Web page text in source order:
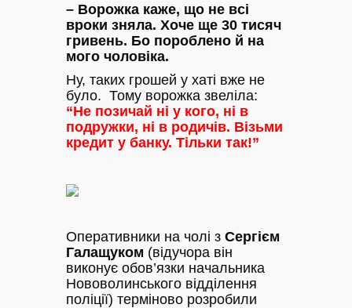
– Ворожка каже, що не всі
вроки зняла. Хоче ще 30 тисяч
гривень. Бо пороблено й на
мого чоловіка.
Ну, таких грошей у хаті вже не
було. Тому ворожка звеліла:
“Не позичай ні у кого, ні в
подружки, ні в родичів. Візьми
кредит у банку. Тільки так!”
Оперативники на чолі з Сергієм
Галащуком (відучора він
виконує обов’язки начальника
Нововолинського відділення
поліції) терміново розробили